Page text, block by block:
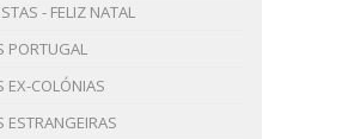
- FELIZ NATAL
PORTUGAL
EX-COLÓNIAS
ESTRANGEIRAS